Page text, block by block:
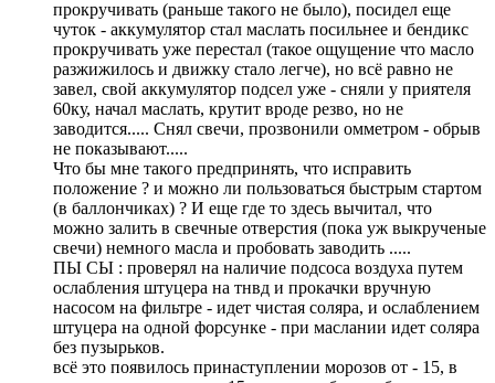
прокручивать (раньше такого не было), посидел еще
чуток - аккумулятор стал маслать посильнее и бендикс
прокручивать уже перестал (такое ощущение что масло
разжижилось и движку стало легче), но всё равно не
завел, свой аккумулятор подсел уже - сняли у приятеля
60ку, начал маслать, крутит вроде резво, но не
заводится..... Снял свечи, прозвонили омметром - обрыв
не показывают.....
Что бы мне такого предпринять, что исправить
положение ? и можно ли пользоваться быстрым стартом
(в баллончиках) ? И еще где то здесь вычитал, что
можно залить в свечные отверстия (пока уж выкрученые
свечи) немного масла и пробовать заводить .....
ПЫ СЫ : проверял на наличие подсоса воздуха путем
ослабления штуцера на тнвд и прокачки вручную
насосом на фильтре - идет чистая соляра, и ослаблением
штуцера на одной форсунке - при маслании идет соляра
без пузырьков.
всё это появилось принаступлении морозов от - 15, в